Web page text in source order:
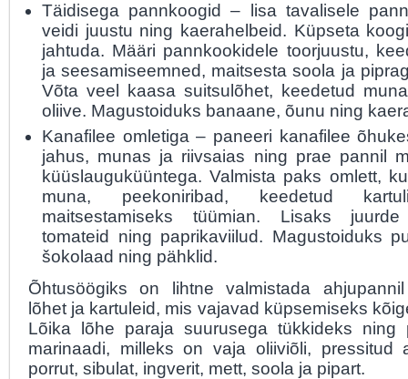
Täidisega pannkoogid – lisa tavalisele
veidi juustu ning kaerahelbeid. Küpseta
jahtuda. Määri pannkookidele toorjuustu,
ja seesamiseemned, maitsesta soola ja
Võta veel kaasa suitsulõhet, keedetud
oliive. Magustoiduks banaane, õunu ning
Kanafilee omletiga – paneeri kanafilee
jahus, munas ja riivsaias ning prae pannil
küüslauguküüntega. Valmista paks omlett,
muna, peekoniribad, keedetud
maitsestamiseks tüümian. Lisaks juurde
tomateid ning paprikaviilud. Magustoiduks
šokolaad ning pähklid.
Õhtusöögiks on lihtne valmistada ahjupannil
lõhet ja kartuleid, mis vajavad küpsemiseks
Lõika lõhe paraja suurusega tükkideks ning
marinaadi, milleks on vaja oliiviõli, pressitud
porrut, sibulat, ingverit, mett, soola ja pipart.